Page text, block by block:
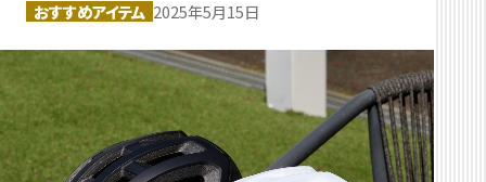
おすすめアイテム 2025年5月15日